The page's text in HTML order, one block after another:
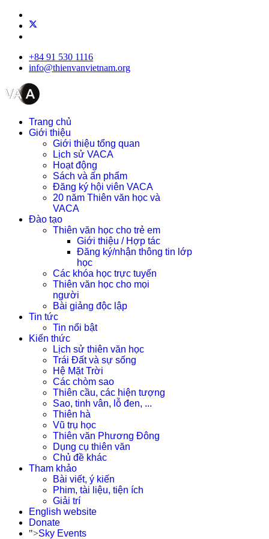
+84 91 530 1116
info@thienvanvietnam.org
Trang chủ
Giới thiệu
Giới thiệu tổng quan
Lịch sử VACA
Hoạt động
Sách và ấn phẩm
Đăng ký hội viên VACA
20 năm Thiên văn học và
VACA
Đào tạo
Thiên văn học cho trẻ em
Giới thiệu / Hợp tác
Đăng ký/nhận thông tin lớp
học
Các khóa học trực tuyến
Thiên văn học cho mọi
người
Bài giảng độc lập
Tin tức
Tin nổi bật
Kiến thức
Lịch sử thiên văn học
Trái Đất và sự sống
Hệ Mặt Trời
Các chòm sao
Thiên cầu, các hiện tượng
Sao, tinh vân, lỗ đen, ...
Thiên hà
Vũ trụ học
Thiên văn Phương Đông
Dụng cụ thiên văn
Chủ đề khác
Tham khảo
Bài viết, ý kiến
Phim, tài liệu, tiện ích
Giải trí
English website
Donate
">Sky Events